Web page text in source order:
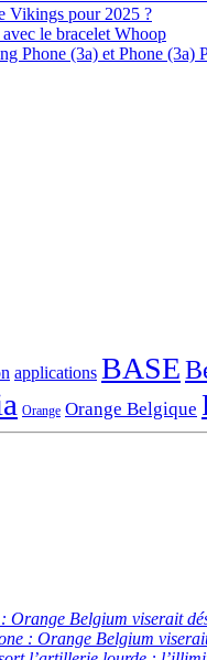
Vikings pour 2025 ?
le bracelet Whoop
Phone (3a) et Phone (3a)
applications BASE
Orange Orange Belgique
Orange Belgium viserait
: Orange Belgium